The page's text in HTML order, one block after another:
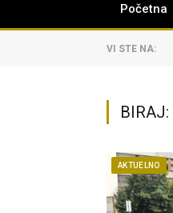
Početna
VI STE NA:
BIRAJ:
AKTUELNO